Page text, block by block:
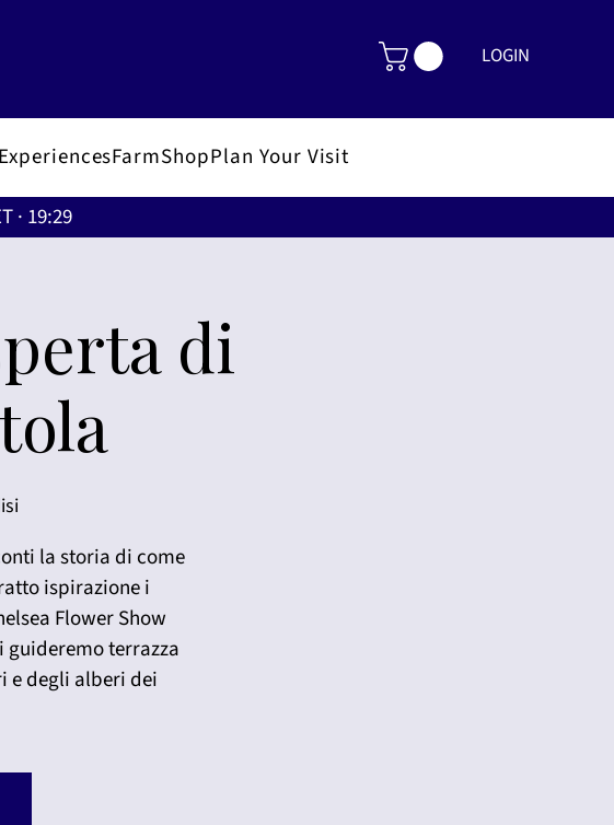
LOGIN
ExperiencesFarmShopPlan Your Visit
· 19:29
di
la storia di come
ispirazione i
Flower Show
guideremo terrazza
e degli alberi dei